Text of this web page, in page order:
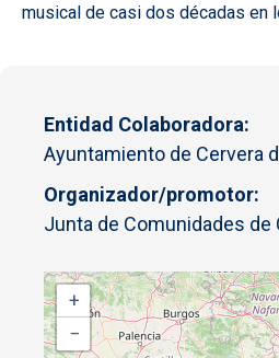
musical de casi dos décadas en
Entidad Colaboradora
Ayuntamiento de Cervera
Organizador/promotor
Junta de Comunidades de
+
−